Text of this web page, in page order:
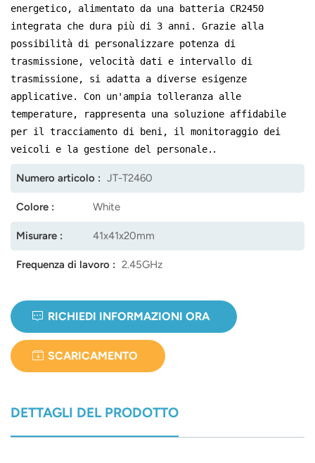
energetico, alimentato da una batteria CR2450
integrata che dura più di 3 anni. Grazie alla
possibilità di personalizzare potenza di
trasmissione, velocità dati e intervallo di
trasmissione, si adatta a diverse esigenze
applicative. Con un'ampia tolleranza alle
temperature, rappresenta una soluzione affidabile
per il tracciamento di beni, il monitoraggio dei
veicoli e la gestione del personale. .
Numero articolo : JT-T2460
Colore : White
Misurare : 41x41x20mm
Frequenza di lavoro : 2.45GHz
RICHIEDI INFORMAZIONI ORA
SCARICAMENTO
DETTAGLI DEL PRODOTTO